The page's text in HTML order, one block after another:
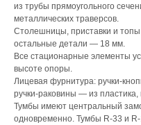
из трубы прямоугольного
металлических траверсов.
Столешницы, приставки и
остальные детали — 18 мм.
Все стационарные элементы
высоте опоры.
Лицевая фурнитура: ручки-
ручки-раковины — из
Тумбы имеют центральный
одновременно. Тумбы R-33 и